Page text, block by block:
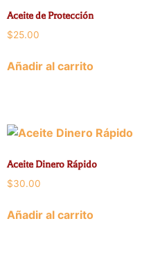
Aceite de Protección
$25.00
Añadir al carrito
Aceite Dinero Rápido
$30.00
Añadir al carrito